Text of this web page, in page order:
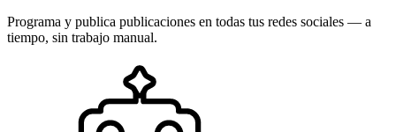
Programa y publica publicaciones en todas tus redes sociales — a
tiempo, sin trabajo manual.